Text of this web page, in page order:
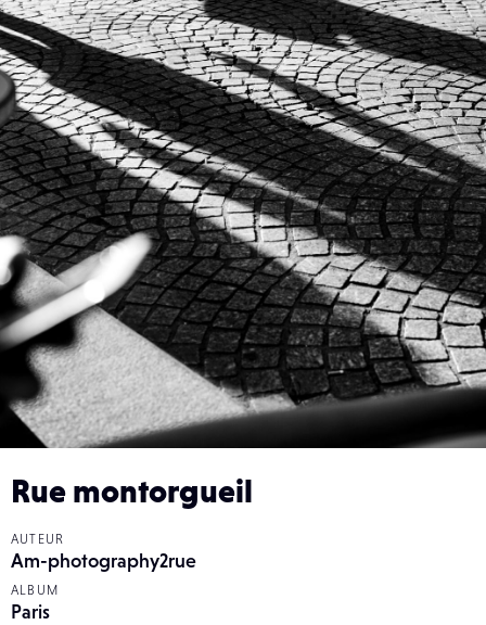
Rue montorgueil
AUTEUR
Am-photography2rue
ALBUM
Paris